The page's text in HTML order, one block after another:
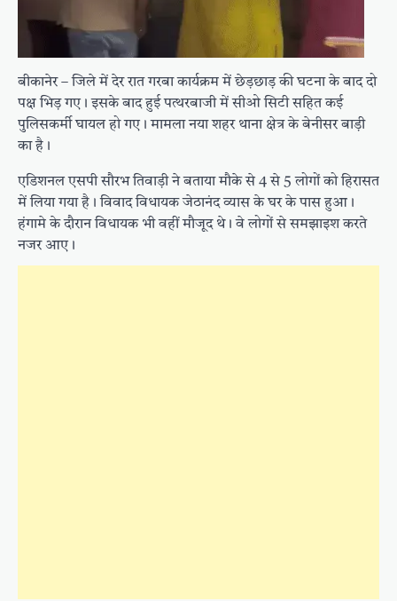
बीकानेर – जिले में देर रात गरबा कार्यक्रम में छेड़छाड़ की घटना के बाद दो
पक्ष भिड़ गए। इसके बाद हुई पत्थरबाजी में सीओ सिटी सहित कई
पुलिसकर्मी घायल हो गए। मामला नया शहर थाना क्षेत्र के बेनीसर बाड़ी
का है।
एडिशनल एसपी सौरभ तिवाड़ी ने बताया मौके से 4 से 5 लोगों को हिरासत
में लिया गया है। विवाद विधायक जेठानंद व्यास के घर के पास हुआ।
हंगामे के दौरान विधायक भी वहीं मौजूद थे। वे लोगों से समझाइश करते
नजर आए।